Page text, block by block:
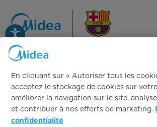
Communiquez avec nous
En cliquant sur « Autoriser tous les
acceptez le stockage de cookies sur
améliorer la navigation sur le site,
et contribuer à nos efforts de marketing.
confidentialité